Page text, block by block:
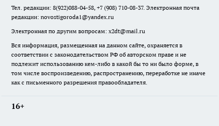
Тел. редакции: 8(922)088-04-58, +7 (908) 710-08-37. Электронная почта
редакции: novostigoroda1@yandex.ru
Электронная по другим вопросам: x2dt@mail.ru
Вся информация, размещенная на данном сайте, охраняется в
соответствии с законодательством РФ об авторском праве и не
подлежит использованию кем-либо в какой бы то ни было форме, в
том числе воспроизведению, распространению, переработке не иначе
как с письменного разрешения правообладателя.
16+